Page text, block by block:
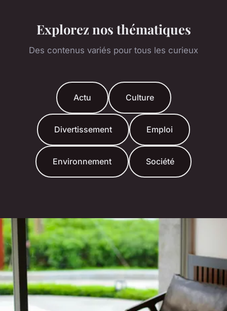
Explorez nos thématiques
Des contenus variés pour tous les curieux
Actu Culture
Divertissement Emploi
Environnement Société